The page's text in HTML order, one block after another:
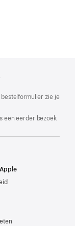
zie je
een eerder bezoek